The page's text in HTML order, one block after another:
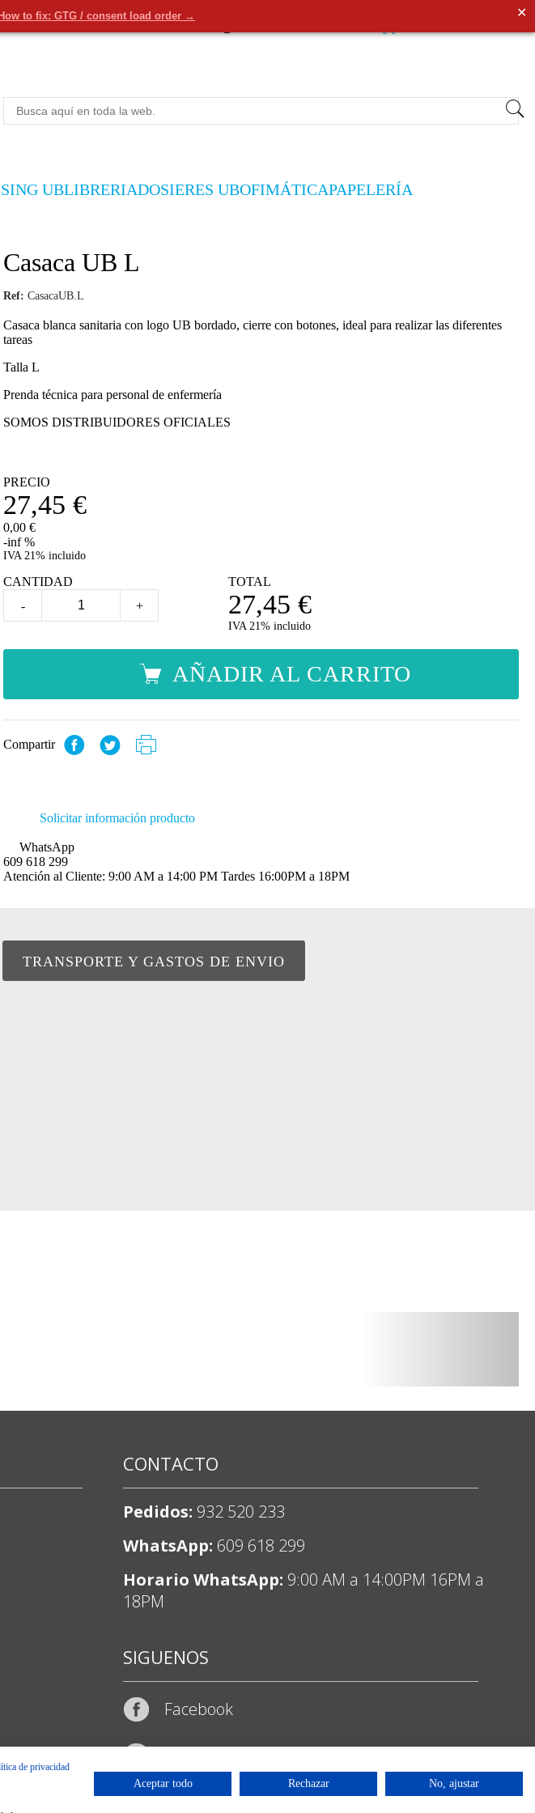
How to fix: GTG / consent load order → ✕
UBLIBRERIADOSIERES UBOFIMÁTICAPAPELERÍA
Casaca UB L
Ref: CasacaUB.L
Casaca blanca sanitaria con logo UB bordado, cierre con botones, ideal para realizar las diferentes
tareas
Talla L
Prenda técnica para personal de enfermería
SOMOS DISTRIBUIDORES OFICIALES
PRECIO
27,45 €
0,00 €
-inf %
IVA 21% incluido
CANTIDAD
-
+
TOTAL
27,45 €
IVA 21% incluido
AÑADIR AL CARRITO
Compartir
Solicitar información producto
WhatsApp
609 618 299
Atención al Cliente: 9:00 AM a 14:00 PM Tardes 16:00PM a 18PM
TRANSPORTE Y GASTOS DE ENVIO
CONTACTO
Pedidos: 932 520 233
WhatsApp: 609 618 299
Horario WhatsApp: 9:00 AM a 14:00PM 16PM a
18PM
SIGUENOS
Facebook
de privacidad
Aceptar todo Rechazar No, ajustar